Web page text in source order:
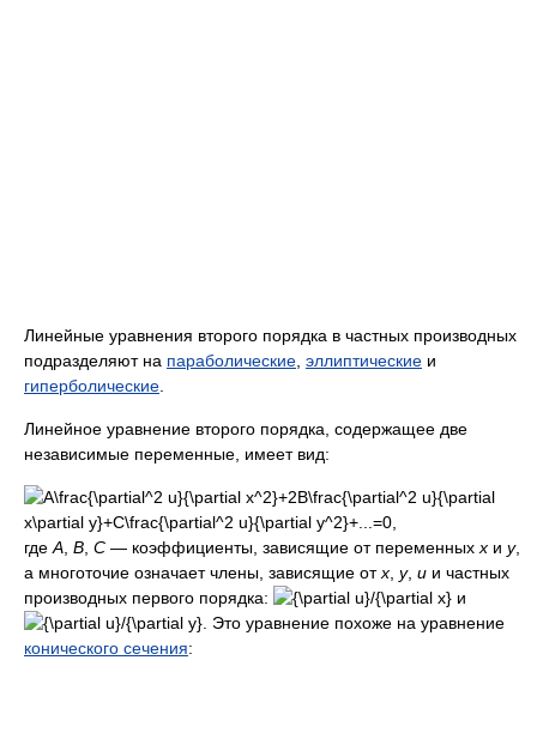
Линейные уравнения второго порядка в частных производных
подразделяют на параболические эллиптические и
гиперболические
Линейное уравнение второго порядка, содержащее две
независимые переменные, имеет вид:
где A B C — коэффициенты, зависящие от переменных x и y,
а многоточие означает члены, зависящие отx y, u и частных
производных первого порядка:
и
. Это уравнение похоже на уравнение
конического сечения: